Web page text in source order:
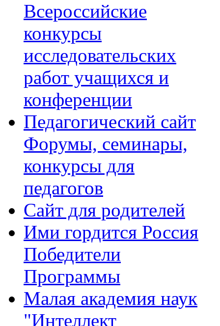
Всероссийские
конкурсы
исследовательских
работ учащихся и
конференции
Педагогический сайт
Форумы, семинары,
конкурсы для
педагогов
Сайт для родителей
Ими гордится Россия
Победители
Программы
Малая академия наук
"Интеллект